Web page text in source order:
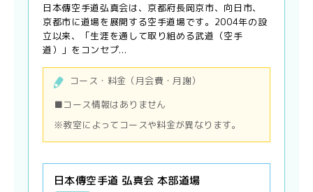
日本傳空手道弘真会は、京都府長岡京市、向日市、
京都市に道場を展開する空手道場です。2004年の設
立以来、「生涯を通して取り組める武道（空手
道）」をコンセプ...
コース・料金（月会費・月謝）
■コース情報はありません
※教室によってコースや料金が異なります。
日本傳空手道 弘真会 本部道場